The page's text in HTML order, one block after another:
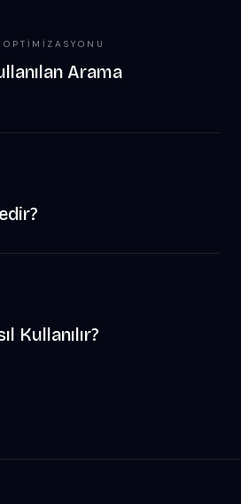
Arama
Kullanılır?